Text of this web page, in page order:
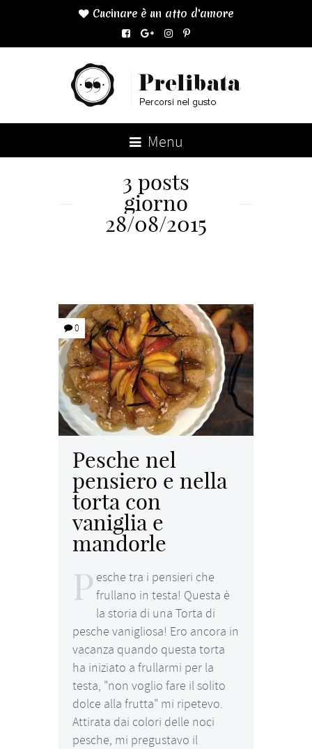
 Cucinare è un atto d'amore
Menu
3 posts
giorno
28/08/2015
0
Pesche nel
pensiero e nella
torta con
vaniglia e
mandorle
P esche tra i pensieri che
frullano in testa! Questa è
la storia di una Torta di
pesche vanigliosa! Ero ancora in
vacanza quando questa torta
ha iniziato a frullarmi per la
testa, "non voglio fare il solito
dolce alla frutta" mi ripetevo.
Attirata dai colori delle noci
pesche, mi pregustavo il